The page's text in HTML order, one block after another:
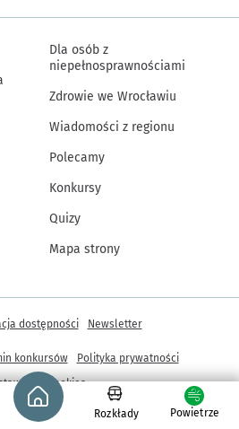
Strona główna - wroclaw.pl
Rozkłady Powietrze
Dla osób z
niepełnosprawnościami
Zdrowie we Wrocławiu
Wiadomości z regionu
Polecamy
Konkursy
Quizy
Mapa strony
ARAW S.A., Gmina Wrocław
dostępności Newsletter
konkursów
Polityka prywatności
cookies